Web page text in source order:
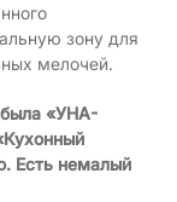
зону для
мелочей.
«УНА-
Есть немалый